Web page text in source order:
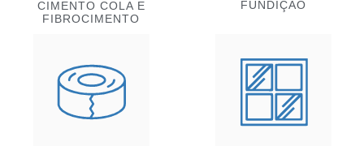
CIMENTO COLA E
FIBROCIMENTO
FUNDIÇÃO